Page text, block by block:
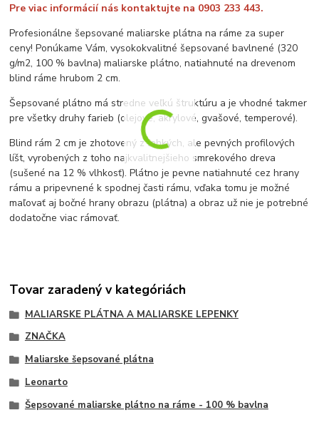
Pre viac informácií nás kontaktujte na 0903 233 443.
Profesionálne šepsované maliarske plátna na ráme za super
ceny! Ponúkame Vám, vysokokvalitné šepsované bavlnené (320
g/m2, 100 % bavlna) maliarske plátno, natiahnuté na drevenom
blind ráme hrubom 2 cm.
Šepsované plátno má stredne veľkú štruktúru a je vhodné takmer
pre všetky druhy farieb (olejové, akrylové, gvašové, temperové).
Blind rám 2 cm je zhotovený z ľahkých, ale pevných profilových
líšt, vyrobených z toho najkvalitnejšieho smrekového dreva
(sušené na 12 % vlhkosť). Plátno je pevne natiahnuté cez hrany
rámu a pripevnené k spodnej časti rámu, vďaka tomu je možné
maľovať aj bočné hrany obrazu (plátna) a obraz už nie je potrebné
dodatočne viac rámovať.
Tovar zaradený v kategóriách
MALIARSKE PLÁTNA A MALIARSKE LEPENKY
ZNAČKA
Maliarske šepsované plátna
Leonarto
Šepsované maliarske plátno na ráme - 100 % bavlna